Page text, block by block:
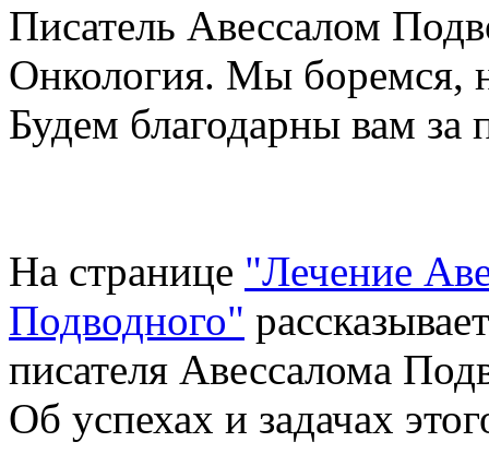
Писатель Авессалом
Онкология. Мы боремся,
Будем благодарны вам за
На странице "Лечение
Подводного"
писателя Авессалома
Об успехах и задачах